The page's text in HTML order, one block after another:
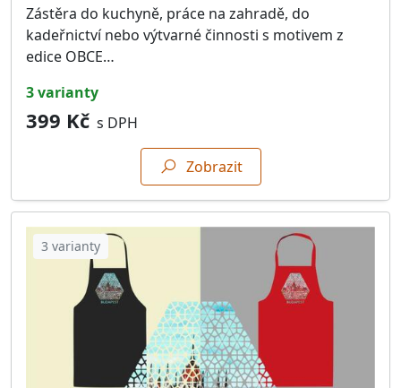
Zástěra do kuchyně, práce na zahradě, do
kadeřnictví nebo výtvarné činnosti s motivem z
edice OBCE…
3 varianty
399 Kč s DPH
Zobrazit
3 varianty